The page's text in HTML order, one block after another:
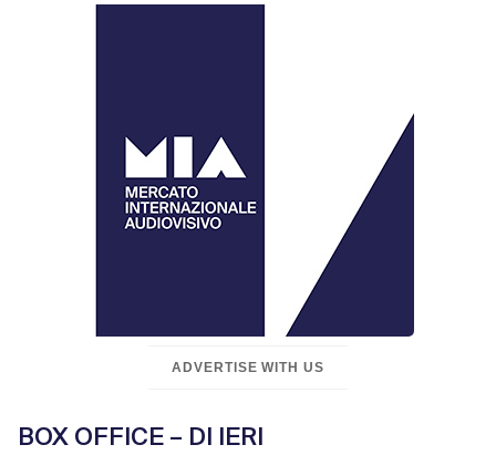
ADVERTISE WITH US
BOX OFFICE – DI IERI